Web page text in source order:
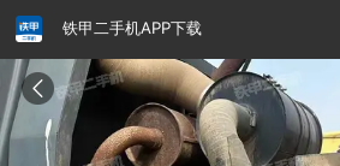
铁甲二手机APP下载
请输入手机号